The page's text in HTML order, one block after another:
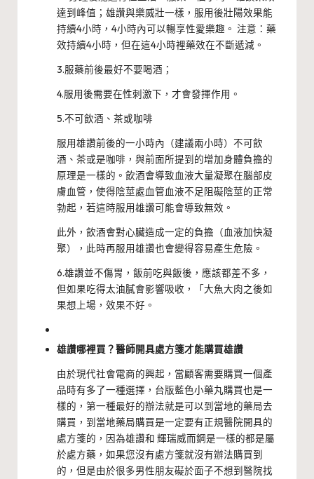
達到峰值；雄讚與樂威壯一樣，服用後壯陽效果能
持續4小時，4小時內可以暢享性愛樂趣。 注意：藥
效持續4小時，但在這4小時裡藥效在不斷遞減。
3.服藥前後最好不要喝酒；
4.服用後需要在性刺激下，才會發揮作用。
5.不可飲酒、茶或咖啡
服用雄讚前後的一小時內（建議兩小時）不可飲
酒、茶或是咖啡，與前面所提到的增加身體負擔的
原理是一樣的。飲酒會導致血液大量凝聚在腦部皮
膚血管，使得陰莖處血管血液不足阻礙陰莖的正常
勃起，若這時服用雄讚可能會導致無效。
此外，飲酒會對心臟造成一定的負擔（血液加快凝
聚），此時再服用雄讚也會變得容易產生危險。
6.雄讚並不傷胃，飯前吃與飯後，應該都差不多，
但如果吃得太油膩會影響吸收，「大魚大肉之後如
果想上場，效果不好。
雄讚哪裡買？醫師開具處方箋才能購買雄讚
由於現代社會電商的興起，當顧客需要購買一個產
品時有多了一種選擇，台版藍色小藥丸購買也是一
樣的，第一種最好的辦法就是可以到當地的藥局去
購買，到當地藥局購買是一定要有正規醫院開具的
處方箋的，因為雄讚和 輝瑞威而鋼是一樣的都是屬
於處方藥，如果您沒有處方箋就沒有辦法購買到
的，但是由於很多男性朋友礙於面子不想到醫院找